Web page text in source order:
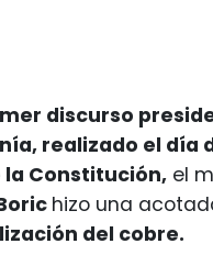
discurso
realizado el día
la Constitución, el
hizo una
del cobre.